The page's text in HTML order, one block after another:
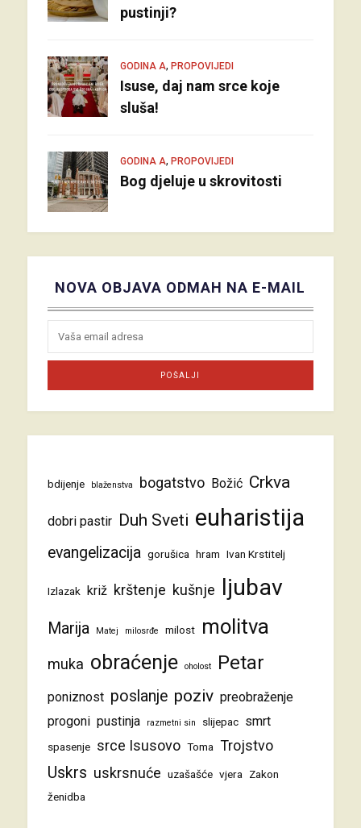
pustinji?
GODINA A, PROPOVIJEDI
Isuse, daj nam srce koje
sluša!
GODINA A, PROPOVIJEDI
Bog djeluje u skrovitosti
NOVA OBJAVA ODMAH NA E-MAIL
bdijenje blaženstva bogatstvo Božić Crkva
dobri pastir Duh Sveti euharistija
evangelizacija gorušica hram Ivan Krstitelj
Izlazak križ krštenje kušnje ljubav
Marija Matej milosrđe milost molitva
muka obraćenje oholost Petar
poniznost poslanje poziv preobraženje
progoni pustinja razmetni sin slijepac smrt
spasenje srce Isusovo Toma Trojstvo
Uskrs uskrsnuće uzašašće vjera
Zakon
ženidba